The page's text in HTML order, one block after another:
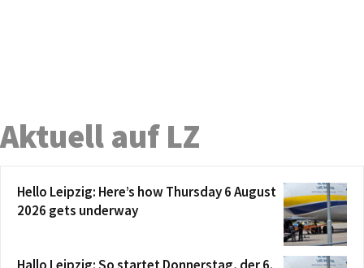
Aktuell auf LZ
Hello Leipzig: Here’s how Thursday 6 August
2026 gets underway